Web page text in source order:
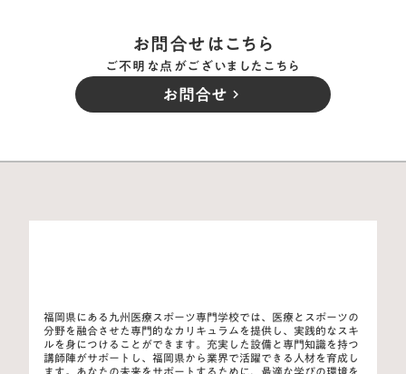
お問合せはこちら
ご不明な点がございましたこちら
お問合せ keyboard_arrow_right
福岡県にある九州医療スポーツ専門学校では、医療とスポーツの
分野を融合させた専門的なカリキュラムを提供し、実践的なスキ
ルを身につけることができます。充実した設備と専門知識を持つ
講師陣がサポートし、福岡県から業界で活躍できる人材を育成し